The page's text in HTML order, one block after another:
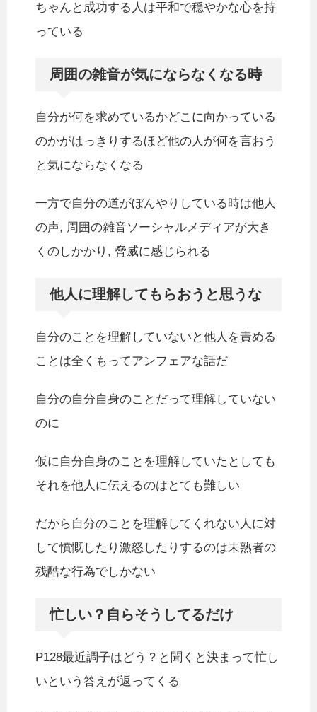
ちゃんと成功する人は平和で穏やかな心を持
っている
周囲の雑音が気にならなくなる時
自分が何を求めているかどこに向かっている
のかがはっきりするほど他の人が何を言おう
と気にならなくなる
一方で自分の道がぼんやりしている時は他人
の声, 周囲の雑音ソーシャルメディアが大き
くのしかかり, 脅威に感じられる
他人に理解してもらおうと思うな
自分のことを理解していないと他人を責める
ことは全くもってアンフェアな話だ
自分の自分自身のことだって理解していない
のに
仮に自分自身のことを理解していたとしても
それを他人に伝えるのはとても難しい
だから自分のことを理解してくれない人に対
して憤慨したり激怒したりするのは未熟者の
残酷な行為でしかない
忙しい？自らそうしてるだけ
P128最近調子はどう？と聞くと決まって忙し
いという答えが返ってくる